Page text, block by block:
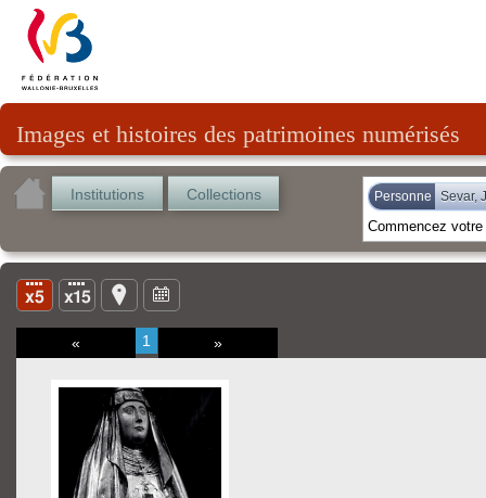
Images et histoires des patrimoines numérisés
Institutions Collections Personne Sevar,
« 1 »